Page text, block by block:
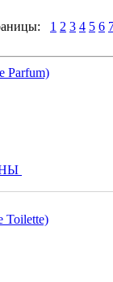
1 2 3 4 5 6
Parfum)
Toilette)